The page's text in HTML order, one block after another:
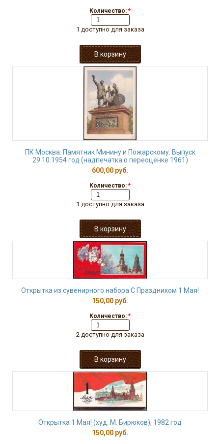
Количество: *
1 доступно для заказа
ПК Москва. Памятник Минину и Пожарскому. Выпуск
29.10.1954 год (надпечатка о переоценке 1961)
600,00 руб.
Количество: *
1 доступно для заказа
Открытка из сувенирного набора С Праздником 1 Мая!
150,00 руб.
Количество: *
2 доступно для заказа
Открытка 1 Мая! (худ. М. Бирюков), 1982 год
150,00 руб.